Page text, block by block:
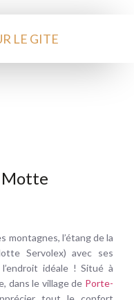
LE GITE
Motte
montagnes, l’étang de la
Servolex) avec ses
idéale ! Situé à
dans le village de Porte-